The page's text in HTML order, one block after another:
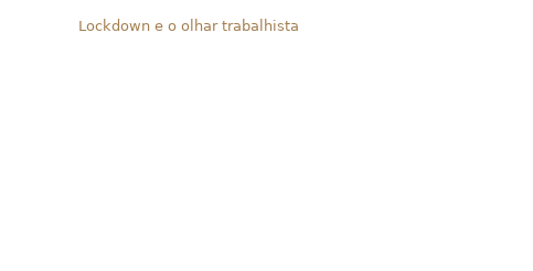
Lockdown e o olhar trabalhista